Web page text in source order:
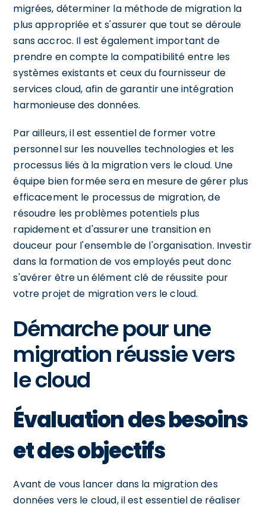
migrées, déterminer la méthode de migration la
plus appropriée et s'assurer que tout se déroule
sans accroc. Il est également important de
prendre en compte la compatibilité entre les
systèmes existants et ceux du fournisseur de
services cloud, afin de garantir une intégration
harmonieuse des données.
Par ailleurs, il est essentiel de former votre
personnel sur les nouvelles technologies et les
processus liés à la migration vers le cloud. Une
équipe bien formée sera en mesure de gérer plus
efficacement le processus de migration, de
résoudre les problèmes potentiels plus
rapidement et d'assurer une transition en
douceur pour l'ensemble de l'organisation. Investir
dans la formation de vos employés peut donc
s'avérer être un élément clé de réussite pour
votre projet de migration vers le cloud.
Démarche pour une
migration réussie vers
le cloud
Évaluation des besoins
et des objectifs
Avant de vous lancer dans la migration des
données vers le cloud, il est essentiel de réaliser